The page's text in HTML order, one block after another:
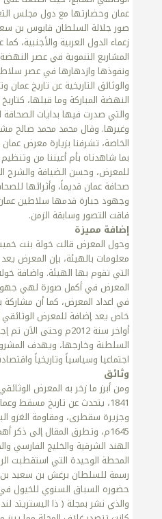
عمان وحضارتها مع دول مجلس
صور جلالة السلطان قابوس بن
زعماء الدول العربية والأجنبية،
المشاريع التنموية في عصر النهضة
ونفوذها وازدهارها في عصر
والوثائق التاريخية عن تاريخ
النهضة المباركة وما قبلها،
والتي صدرت فيها بدايات الصحافة
وغيرها. وقال محمد محمد صالح
الخاصة، تشرفنا بزيارة معرض
بما شاهدناه بأم أعيننا من
للمعرض، وحسن الضيافة والشرح
صحافة عمان قديماً، وأثرائها
وجهود جبارة قدمها سلاطين
فاقت التصور وسابقة الزمن.
إضافة مميزة
وحول المعرض قالت خولة بنت
معلومات بالهيئة، بإن المعرض
التي تقوم بها الهيئة. واضافة
المعرض في أكمل صورة لهي
في اعداد المعرض، كما أن مشاركة
خاص يعد إضافة للمعرض الوثائقي
السلطنة وخارجها، ويهدف
اجتماعيا وسياسياً وتاريخياً
وثائق
ومن أبرز ما زخر به المعرض
1841، يتحدث عن تاريخ مسقط
1645م، وتطرق المقال إلى
الهند الشرقية والخليج الفارسي
المحطة الوحيدة التي استقطبت
رسمة للسلطان برغش بن سعيد بن
حضوره السباق السنوي للخيول